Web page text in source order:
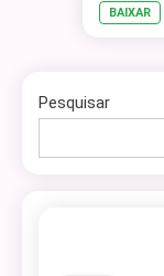
BAIXAR
Pesquisar